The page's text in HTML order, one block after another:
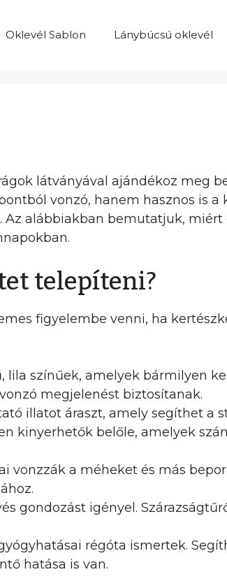
Oklevél Sablon Lánybúcsú oklevél
látványával ajándékoz meg
vonzó, hanem hasznos is
Az alábbiakban bemutatjuk,
telepíteni?
figyelembe venni, ha
lila színűek, amelyek bármilyen
megjelenést biztosítanak.
illatot áraszt, amely segíthet a
kinyerhetők belőle, amelyek
vonzzák a méheket és más
gondozást igényel.
régóta ismertek.
hatása is van.